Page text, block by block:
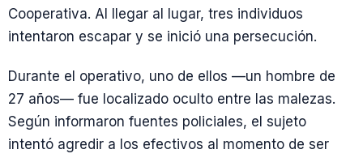
Cooperativa. Al llegar al lugar, tres individuos
intentaron escapar y se inició una persecución.
Durante el operativo, uno de ellos —un hombre de
27 años— fue localizado oculto entre las malezas.
Según informaron fuentes policiales, el sujeto
intentó agredir a los efectivos al momento de ser